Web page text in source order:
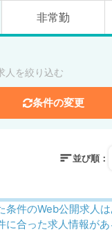
非常勤
人を絞り込む
条件の変更
並び順：
条件のWeb公開求人
に合った求人情報が